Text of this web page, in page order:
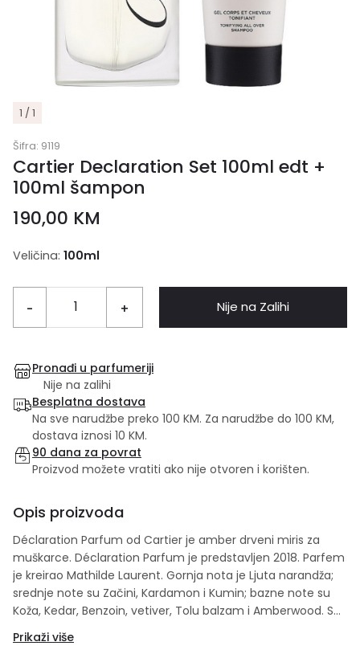
1 / 1
Šifra: 9119
Cartier Declaration Set 100ml edt +
100ml šampon
190,00 KM
Veličina: 100ml
- + Nije na Zalihi
Pronađi u parfumeriji
Nije na zalihi
Besplatna dostava
Na sve narudžbe preko 100 KM. Za narudžbe do 100 KM,
dostava iznosi 10 KM.
90 dana za povrat
Proizvod možete vratiti ako nije otvoren i korišten.
Opis proizvoda
Déclaration Parfum od Cartier je amber drveni miris za
muškarce. Déclaration Parfum je predstavljen 2018. Parfem
je kreirao Mathilde Laurent. Gornja nota je Ljuta narandža;
srednje note su Začini, Kardamon i Kumin; bazne note su
Koža, Kedar, Benzoin, vetiver, Tolu balzam i Amberwood. Set
Prikaži više